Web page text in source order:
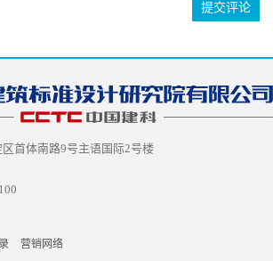
提交评论
首体南路9号主语国际2号楼
营销网络